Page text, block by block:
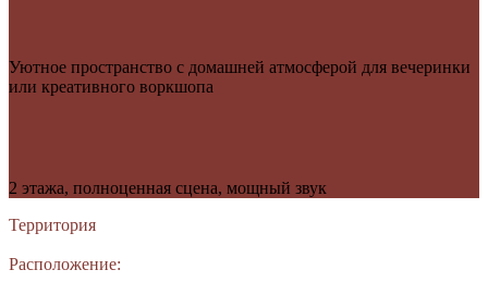
Уютное пространство с домашней атмосферой для вечеринки
или креативного воркшопа
2 этажа, полноценная сцена, мощный звук
Территория
Расположение: